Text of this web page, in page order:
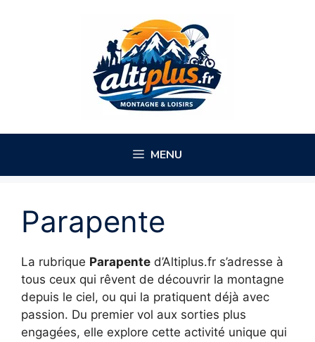
MENU
Parapente
La rubrique Parapente d’Altiplus.fr s’adresse à
tous ceux qui rêvent de découvrir la montagne
depuis le ciel, ou qui la pratiquent déjà avec
passion. Du premier vol aux sorties plus
engagées, elle explore cette activité unique qui